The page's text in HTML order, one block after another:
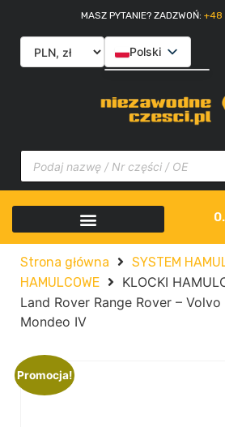
MASZ PYTANIE? ZADZWOŃ: +48
Polski
Slovenčina
Strona główna SYSTEM
HAMULCOWE
KLOCKI
Land Rover Range Rover –
Mondeo IV
Promocja!